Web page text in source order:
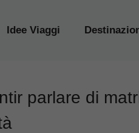
Idee Viaggi
parlare di